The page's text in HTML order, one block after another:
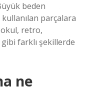
beden
parçalara
okul, retro,
farklı şekillerde
ne